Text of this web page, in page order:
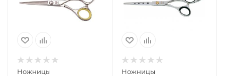
Ножницы
Ножницы